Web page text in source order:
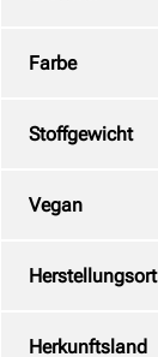
Farbe
Stoffgewicht
Vegan
Herstellungsort
Herkunftsland